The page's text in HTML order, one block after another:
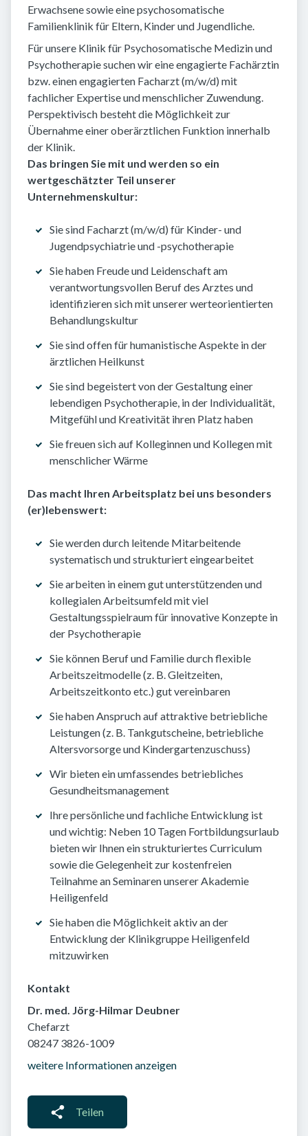
Erwachsene sowie eine psychosomatische
Familienklinik für Eltern, Kinder und Jugendliche.
Für unsere Klinik für Psychosomatische Medizin und
Psychotherapie suchen wir eine engagierte Fachärztin
bzw. einen engagierten Facharzt (m/w/d) mit
fachlicher Expertise und menschlicher Zuwendung.
Perspektivisch besteht die Möglichkeit zur
Übernahme einer oberärztlichen Funktion innerhalb
der Klinik.
Das bringen Sie mit und werden so ein
wertgeschätzter Teil unserer
Unternehmenskultur:
Sie sind Facharzt (m/w/d) für Kinder- und
Jugendpsychiatrie und -psychotherapie
Sie haben Freude und Leidenschaft am
verantwortungsvollen Beruf des Arztes und
identifizieren sich mit unserer werteorientierten
Behandlungskultur
Sie sind offen für humanistische Aspekte in der
ärztlichen Heilkunst
Sie sind begeistert von der Gestaltung einer
lebendigen Psychotherapie, in der Individualität,
Mitgefühl und Kreativität ihren Platz haben
Sie freuen sich auf Kolleginnen und Kollegen mit
menschlicher Wärme
Das macht Ihren Arbeitsplatz bei uns besonders
(er)lebenswert:
Sie werden durch leitende Mitarbeitende
systematisch und strukturiert eingearbeitet
Sie arbeiten in einem gut unterstützenden und
kollegialen Arbeitsumfeld mit viel
Gestaltungsspielraum für innovative Konzepte in
der Psychotherapie
Sie können Beruf und Familie durch flexible
Arbeitszeitmodelle (z. B. Gleitzeiten,
Arbeitszeitkonto etc.) gut vereinbaren
Sie haben Anspruch auf attraktive betriebliche
Leistungen (z. B. Tankgutscheine, betriebliche
Altersvorsorge und Kindergartenzuschuss)
Wir bieten ein umfassendes betriebliches
Gesundheitsmanagement
Ihre persönliche und fachliche Entwicklung ist
und wichtig: Neben 10 Tagen Fortbildungsurlaub
bieten wir Ihnen ein strukturiertes Curriculum
sowie die Gelegenheit zur kostenfreien
Teilnahme an Seminaren unserer Akademie
Heiligenfeld
Sie haben die Möglichkeit aktiv an der
Entwicklung der Klinikgruppe Heiligenfeld
mitzuwirken
Kontakt
Dr. med. Jörg-Hilmar Deubner
Chefarzt
08247 3826-1009
weitere Informationen anzeigen
Teilen